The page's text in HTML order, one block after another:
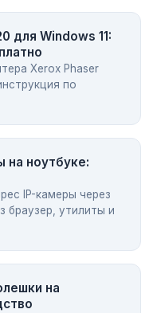
для Windows 11:
Xerox Phaser
по
на ноутбуке:
IP-камеры через
браузер, утилиты и
на